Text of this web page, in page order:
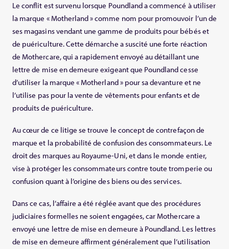
Le conflit est survenu lorsque Poundland a commencé à utiliser
la marque « Motherland » comme nom pour promouvoir l’un de
ses magasins vendant une gamme de produits pour bébés et
de puériculture. Cette démarche a suscité une forte réaction
de Mothercare, qui a rapidement envoyé au détaillant une
lettre de mise en demeure exigeant que Poundland cesse
d’utiliser la marque « Motherland » pour sa devanture et ne
l’utilise pas pour la vente de vêtements pour enfants et de
produits de puériculture.
Au cœur de ce litige se trouve le concept de contrefaçon de
marque et la probabilité de confusion des consommateurs. Le
droit des marques au Royaume-Uni, et dans le monde entier,
vise à protéger les consommateurs contre toute tromperie ou
confusion quant à l’origine des biens ou des services.
Dans ce cas, l’affaire a été réglée avant que des procédures
judiciaires formelles ne soient engagées, car Mothercare a
envoyé une lettre de mise en demeure à Poundland. Les lettres
de mise en demeure affirment généralement que l’utilisation